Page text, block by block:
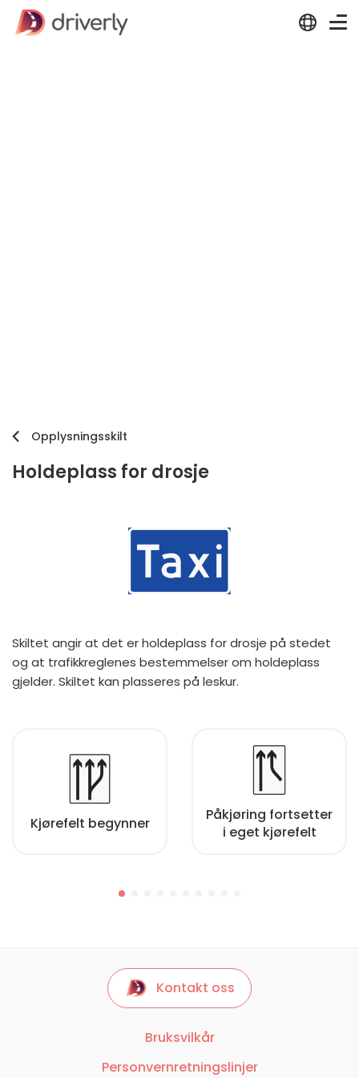
Opplysningsskilt
Holdeplass for drosje
Skiltet angir at det er holdeplass for drosje på stedet
og at trafikkreglenes bestemmelser om holdeplass
gjelder. Skiltet kan plasseres på leskur.
Kjørefelt begynner
Påkjøring fortsetter
i eget kjørefelt
Kontakt oss
Bruksvilkår
Personvernretningslinjer